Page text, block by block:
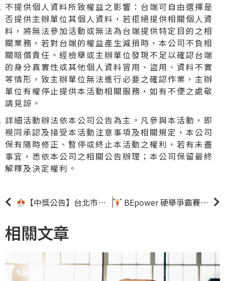
不提供個人資料所致權益之影響：台端可自由選擇是
否提供主辦單位其個人資料，若拒絕提供相關個人資
料，將無法參加活動或無法為台端提供特定目的之相
關業務，若對台端的權益產生減損時，本公司不負相
關賠償責任。經檢舉或主辦單位發現不足以確認台端
的身分真實性或其他個人資料冒用、盜用、資料不實
等情形，致主辦單位無法進行必要之確認作業，主辦
單位有權停止提供本活動相關服務，如有不便之處敬
請見諒。
詳細活動辦法依本公司公告為主。凡參與本活動，即
視同承認及接受本活動注意事項及相關規定，本公司
保有隨時修正、暫停或終止本活動之權利，若有未盡
事宜，悉依本公司之相關公告辦理；本公司保留最終
解釋及決定權利。
【中獎公告】台北市民館迎新20萬大獎抽 頭獎
BEpower 硬舉爭霸賽 24
相關文章